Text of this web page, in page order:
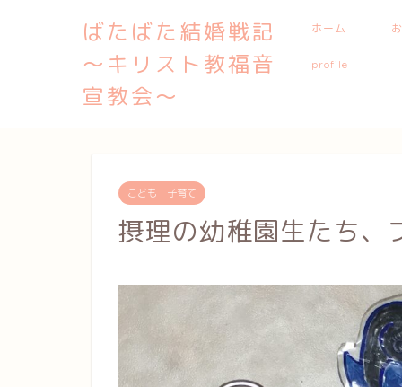
ばたばた結婚戦記
〜キリスト教福音
宣教会〜
ホーム
profile
こども・子育て
摂理の幼稚園生たち、